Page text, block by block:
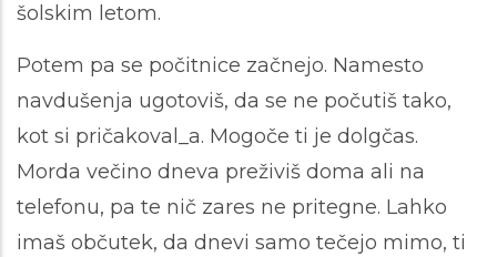
šolskim letom.
Potem pa se počitnice začnejo. Namesto
navdušenja ugotoviš, da se ne počutiš tako,
kot si pričakoval_a. Mogoče ti je dolgčas.
Morda večino dneva preživiš doma ali na
telefonu, pa te nič zares ne pritegne. Lahko
imaš občutek, da dnevi samo tečejo mimo, ti